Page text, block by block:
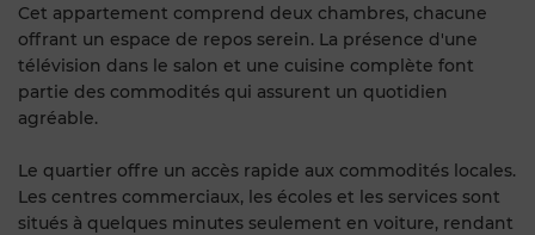
Cet appartement comprend deux chambres, chacune
offrant un espace de repos serein. La présence d'une
télévision dans le salon et une cuisine complète font
partie des commodités qui assurent un quotidien
agréable.
Le quartier offre un accès rapide aux commodités locales.
Les centres commerciaux, les écoles et les services sont
situés à quelques minutes seulement en voiture, rendant